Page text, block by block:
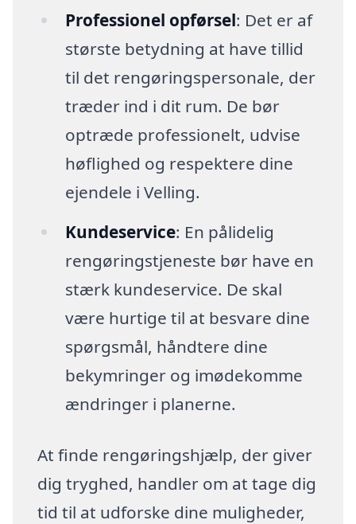
Professionel opførsel: Det er af
største betydning at have tillid
til det rengøringspersonale, der
træder ind i dit rum. De bør
optræde professionelt, udvise
høflighed og respektere dine
ejendele i Velling.
Kundeservice: En pålidelig
rengøringstjeneste bør have en
stærk kundeservice. De skal
være hurtige til at besvare dine
spørgsmål, håndtere dine
bekymringer og imødekomme
ændringer i planerne.
At finde rengøringshjælp, der giver
dig tryghed, handler om at tage dig
tid til at udforske dine muligheder,